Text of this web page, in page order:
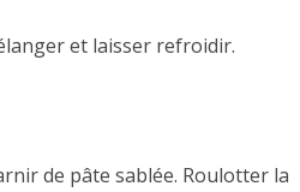
et laisser refroidir.
de pâte sablée. Roulotter la